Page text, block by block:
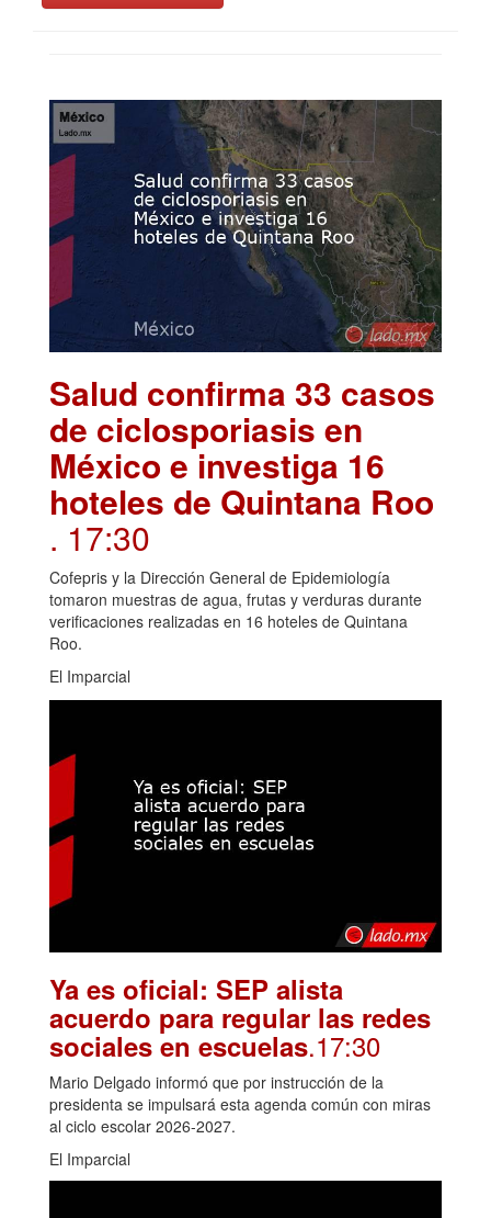
Salud confirma 33 casos
de ciclosporiasis en
México e investiga 16
hoteles de Quintana Roo
. 17:30
Cofepris y la Dirección General de Epidemiología
tomaron muestras de agua, frutas y verduras durante
verificaciones realizadas en 16 hoteles de Quintana
Roo.
El Imparcial
Ya es oficial: SEP alista
acuerdo para regular las redes
sociales en escuelas.17:30
Mario Delgado informó que por instrucción de la
presidenta se impulsará esta agenda común con miras
al ciclo escolar 2026-2027.
El Imparcial